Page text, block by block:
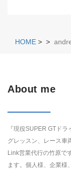
HOME > >
About me
『現役SUPER GTド
グレッスン、レース車
Link営業代行の竹原で
ます。個人様、企業様